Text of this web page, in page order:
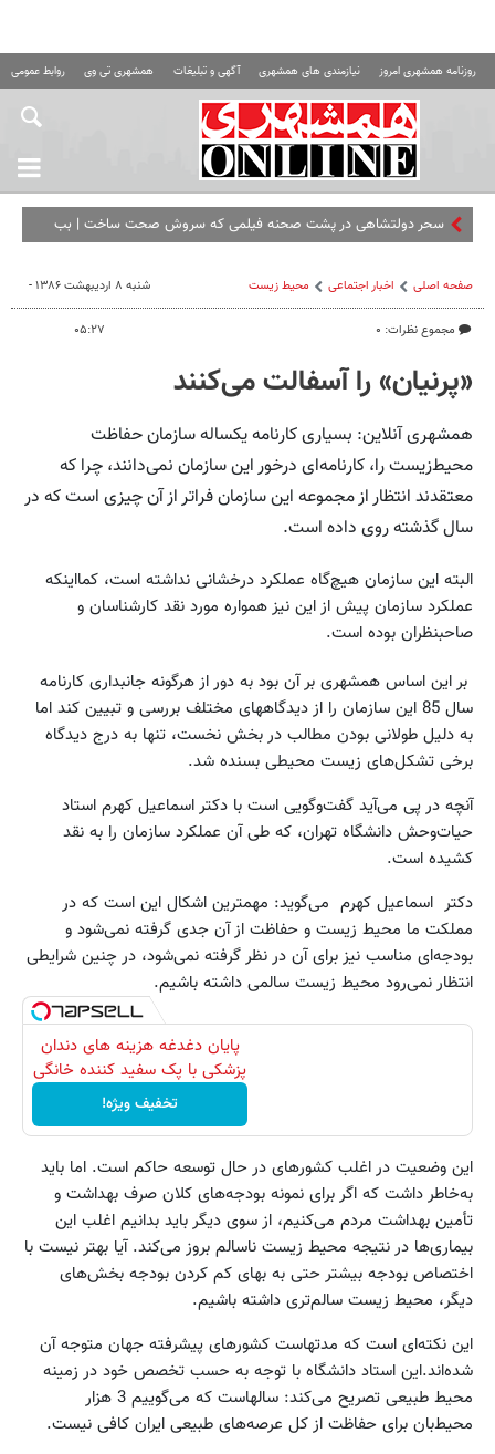
روزنامه همشهری امروز نیازمندی های همشهری آگهی و تبلیغات همشهری تی وی روابط عمومی
سحر دولتشاهی در پشت صحنه فیلمی که سروش صحت ساخت | ببینید
صفحه اصلی اخبار اجتماعی محیط زیست
مجموع نظرات: ۰
شنبه ۸ اردیبهشت ۱۳۸۶ -
۰۵:۲۷
«پرنیان» را آسفالت می‌کنند
همشهری آنلاین: بسیاری کارنامه یکساله سازمان حفاظت
محیط‌زیست را، کارنامه‌ای درخور این سازمان نمی‌دانند، چرا که
معتقدند انتظار از مجموعه این سازمان فراتر از آن چیزی است که در
سال گذشته روی داده است.
البته این سازمان هیچ‌گاه عملکرد درخشانی نداشته است، کمااینکه
عملکرد سازمان پیش از این نیز همواره مورد نقد کارشناسان و
صاحبنظران بوده است.
بر این اساس همشهری بر آن بود به دور از هرگونه جانبداری کارنامه
سال 85 این سازمان را از دیدگاههای مختلف بررسی و تبیین کند اما
به دلیل طولانی بودن مطالب در بخش نخست،‌ تنها به درج دیدگاه
برخی تشکل‌های زیست محیطی بسنده شد.
آنچه در پی می‌آید گفت‌وگویی است با دکتر اسماعیل کهرم استاد
حیات‌وحش دانشگاه تهران، که طی آن عملکرد سازمان را به نقد
کشیده است.
دکتر اسماعیل کهرم می‌گوید: مهمترین اشکال این است که در
مملکت ما محیط زیست و حفاظت از آن جدی گرفته نمی‌شود و
بودجه‌ای مناسب نیز برای آن در نظر گرفته نمی‌شود، در چنین شرایطی
انتظار نمی‌رود محیط زیست سالمی داشته باشیم.
پایان دغدغه هزینه های دندان
پزشکی با پک سفید کننده خانگی
تخفیف ویژه!
این وضعیت در اغلب کشورهای در حال توسعه حاکم است. اما باید
به‌خاطر داشت که اگر برای نمونه بودجه‌های کلان صرف بهداشت و
تأمین بهداشت مردم می‌کنیم، از سوی دیگر باید بدانیم اغلب این
بیماری‌ها در نتیجه محیط زیست ناسالم بروز می‌کند. آیا بهتر نیست با
اختصاص بودجه بیشتر حتی به بهای کم کردن بودجه بخش‌های
دیگر، محیط زیست سالم‌تری داشته باشیم.
این نکته‌ای است که مدتهاست کشورهای پیشرفته جهان متوجه آن
شده‌اند.این استاد دانشگاه با توجه به حسب تخصص خود در زمینه
محیط طبیعی تصریح می‌کند: سالهاست که می‌گوییم 3 هزار
محیط‌بان برای حفاظت از کل عرصه‌های طبیعی ایران کافی نیست.